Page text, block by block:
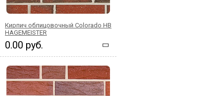
Кирпич облицовочный Colorado HB
HAGEMEISTER
0.00 руб.